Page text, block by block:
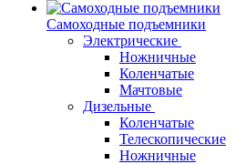
Самоходные подъемники
Электрические
Ножничные
Коленчатые
Мачтовые
Дизельные
Коленчатые
Телескопические
Ножничные